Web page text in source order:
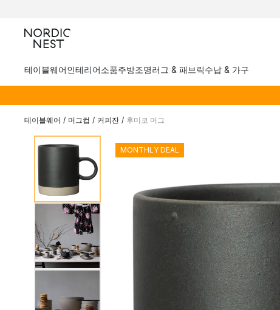
테이블웨어인테리어소품주방조명러그 & 패브릭수납 & 가구
테이블웨어 / 머그컵 / 커피잔 / 후미코 머그
MONTHLY DEAL